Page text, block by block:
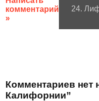
комментарий
»
24.
Комментариев нет
Калифорнии”